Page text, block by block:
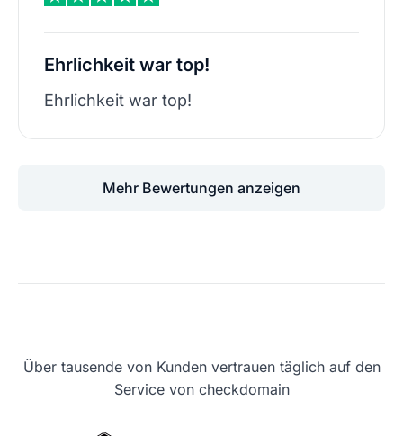
Ehrlichkeit war top!
Ehrlichkeit war top!
Mehr Bewertungen anzeigen
Über tausende von Kunden vertrauen täglich auf den
Service von checkdomain